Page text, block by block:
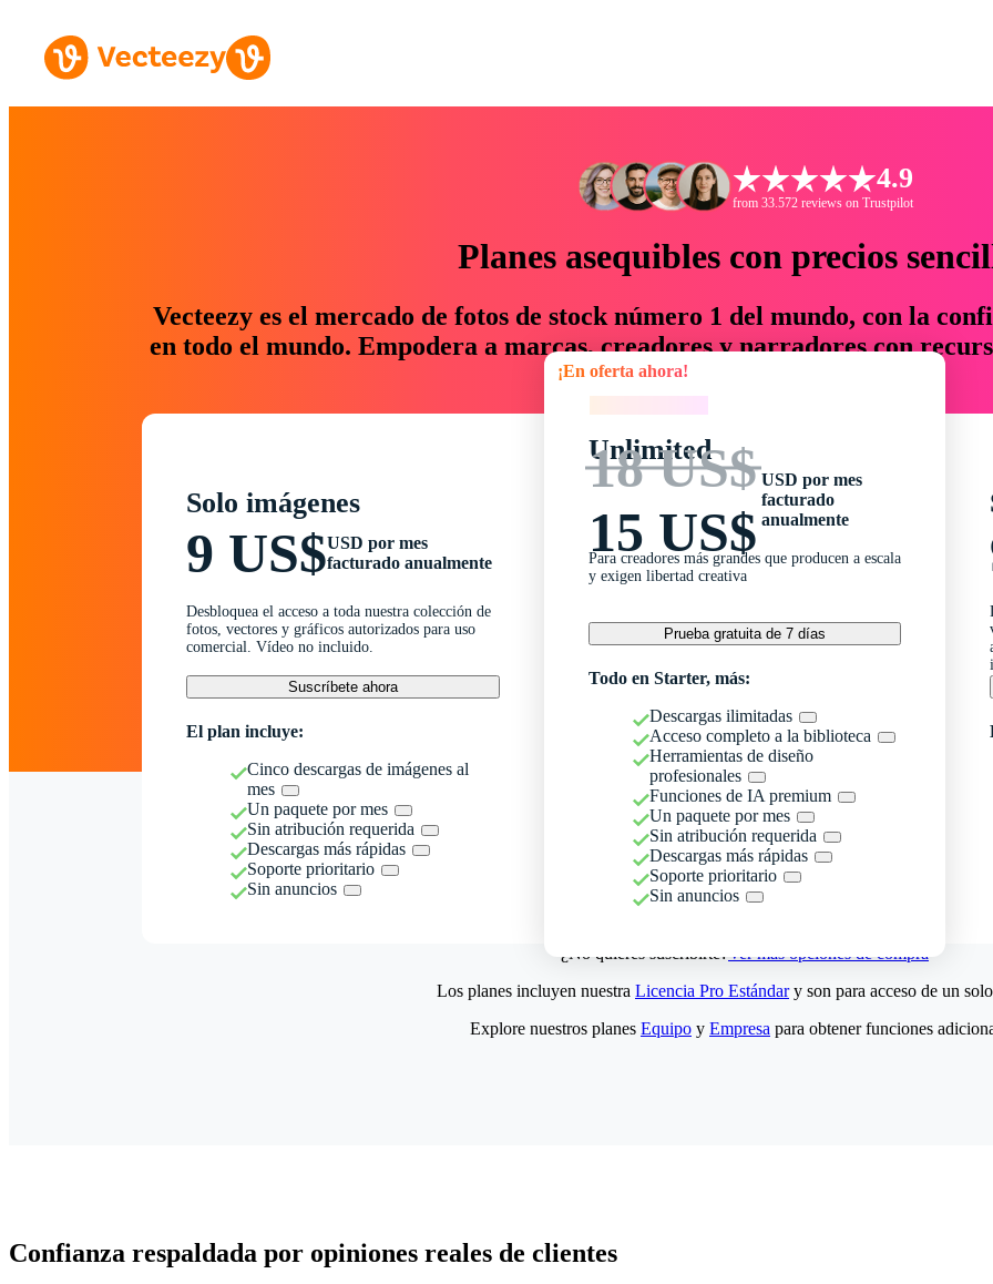
4.9
from 33.572 reviews on Trustpilot
Planes asequibles con precios
Vecteezy es el mercado de fotos de stock número 1 del mundo, con la
en todo el mundo. Empodera a marcas, creadores y narradores con
un 76 % en tiempo y presupuesto.
Solo imágenes
9 US$USD por mes
facturado anualmente
Desbloquea el acceso a toda nuestra colección de
fotos, vectores y gráficos autorizados para uso
comercial. Vídeo no incluido.
Suscríbete ahora
El plan incluye:
Cinco descargas de imágenes al
mes
Un paquete por mes
Sin atribución requerida
Descargas más rápidas
Soporte prioritario
Sin anuncios
¡En oferta ahora!
Unlimited
18 US$
15 US$
USD por mes
facturado
anualmente
Para creadores más grandes que producen a escala
y exigen libertad creativa
Prueba gratuita de 7 días
Todo en Starter, más:
Descargas ilimitadas
Acceso completo a la biblioteca
Herramientas de diseño
profesionales
Funciones de IA premium
Un paquete por mes
Sin atribución requerida
Descargas más rápidas
Soporte prioritario
Sin anuncios
¿No quieres suscribirte?Ver más opciones de compra
Los planes incluyen nuestra Licencia Pro Estándary son para acceso de un
Explore nuestros planes Equipo y Empresa para obtener funciones
Confianza respaldada por opiniones reales de clientes